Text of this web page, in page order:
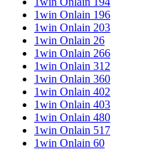
1win Onlain 196
1win Onlain 203
1win Onlain 26
1win Onlain 266
1win Onlain 312
1win Onlain 360
1win Onlain 402
1win Onlain 403
1win Onlain 480
1win Onlain 517
1win Onlain 60